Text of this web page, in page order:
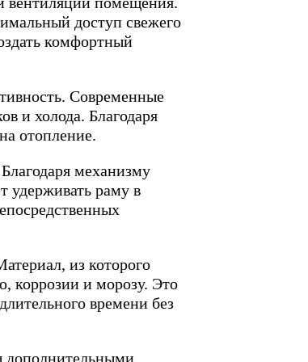
доступ свежего
комфортный
Современные
и холода. Благодаря
отопление.
механизму
удерживать раму в
из которого
коррозии и морозу. Это
времени без
дополнительными